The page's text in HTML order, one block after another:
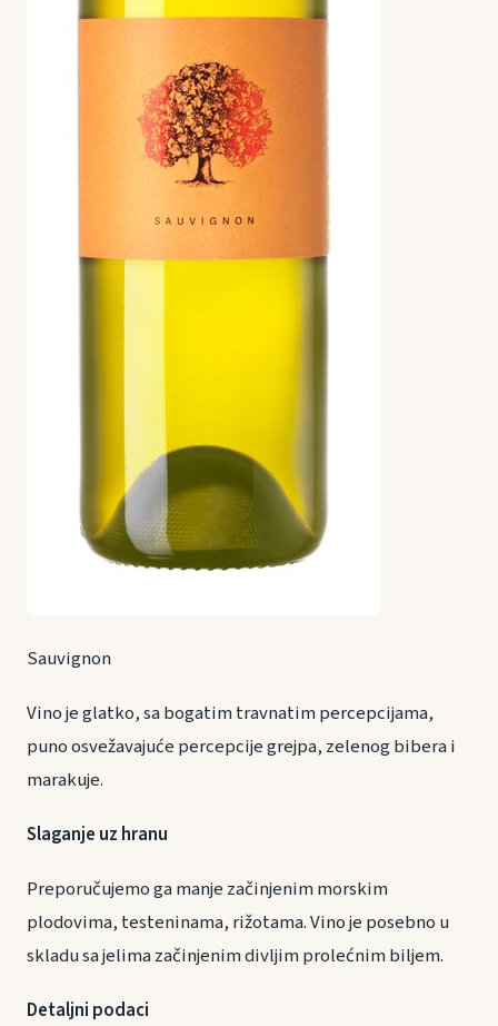
Sauvignon
Vino je glatko, sa bogatim travnatim percepcijama,
puno osvežavajuće percepcije grejpa, zelenog bibera i
marakuje.
Slaganje uz hranu
Preporučujemo ga manje začinjenim morskim
plodovima, testeninama, rižotama. Vino je posebno u
skladu sa jelima začinjenim divljim prolećnim biljem.
Detaljni podaci